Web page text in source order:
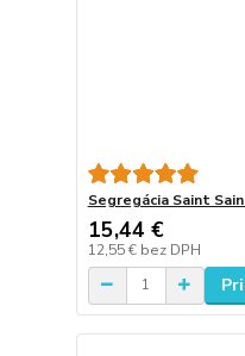
Segregácia Saint
15,44 €
12,55 € bez DPH